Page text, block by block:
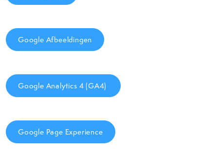
Google Afbeeldingen
Google Analytics 4 (GA4)
Google Page Experience